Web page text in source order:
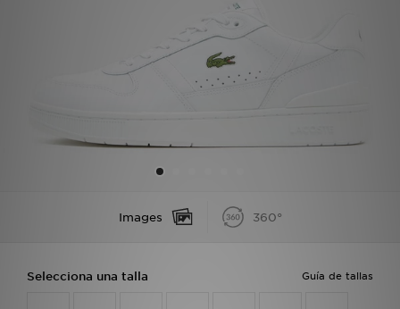
Images 360°
Guía de tallas
Selecciona una talla
TARJETA REGALO